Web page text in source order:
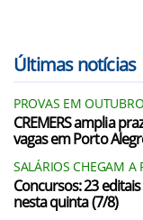
Últimas notícias
PROVAS EM OUTUBRO
CREMERS amplia
vagas em Porto
SALÁRIOS CHEGAM A
Concursos: 23
nesta quinta (7/8)